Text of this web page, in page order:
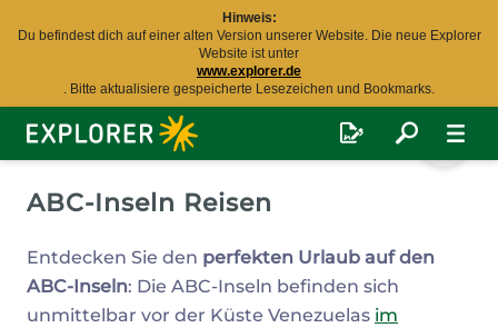
Hinweis:
Du befindest dich auf einer alten Version unserer Website. Die neue Explorer
Website ist unter
www.explorer.de
. Bitte aktualisiere gespeicherte Lesezeichen und Bookmarks.
Explorer
Fernreisen
ABC-Inseln Reisen
Entdecken Sie den perfekten Urlaub auf den
ABC-Inseln: Die ABC-Inseln befinden sich
unmittelbar vor der Küste Venezuelas im